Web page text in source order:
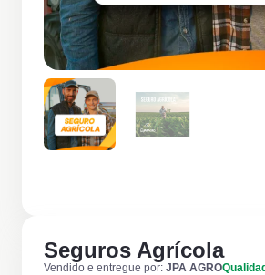
Seguros Agrícola
Vendido e entregue por: JPA AGRO